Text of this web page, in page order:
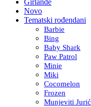
Novo
Tematski rođendani
Barbie
Bing
Baby Shark
Paw Patrol
Minie
Miki
Cocomelon
Frozen
Munjeviti Jurić